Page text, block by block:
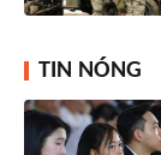
TIN NÓNG